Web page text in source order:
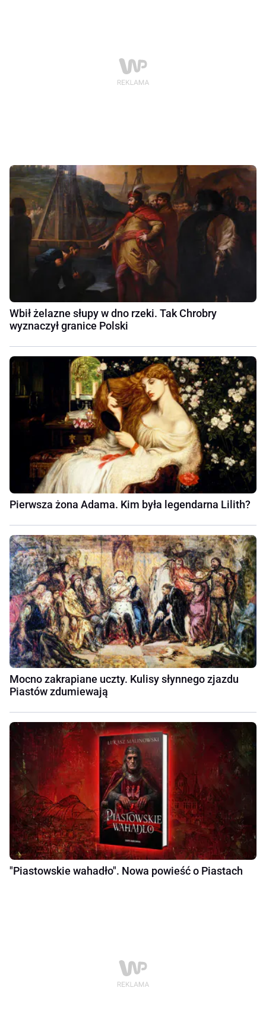
Wbił żelazne słupy w dno rzeki. Tak Chrobry
wyznaczył granice Polski
Pierwsza żona Adama. Kim była legendarna Lilith?
Mocno zakrapiane uczty. Kulisy słynnego zjazdu
Piastów zdumiewają
"Piastowskie wahadło". Nowa powieść o Piastach